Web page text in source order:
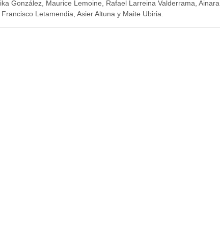
González, Maurice Lemoine, Rafael Larreina Valderrama, Ainara
Francisco Letamendia, Asier Altuna y Maite Ubiria.